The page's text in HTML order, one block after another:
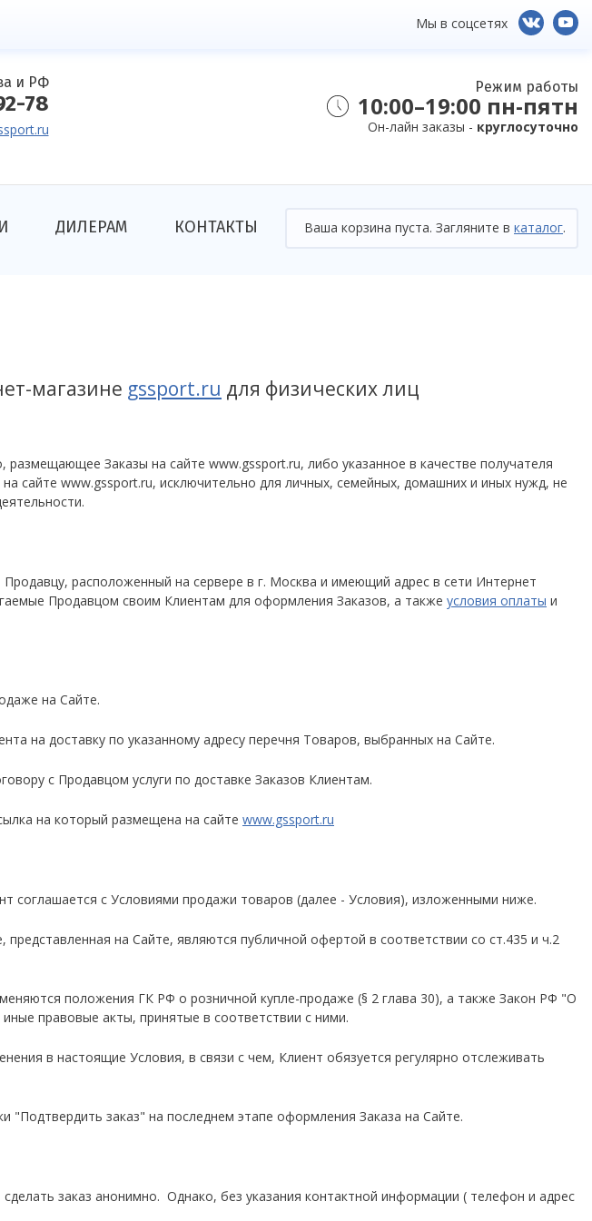
Мы в соцсетях
и РФ
78
Режим работы
10:00–19:00 пн-пятн
Он-лайн заказы - круглосуточно
ДИЛЕРАМ КОНТАКТЫ Ваша корзина пуста. Загляните в каталог.
магазине gssport.ru для физических лиц
Заказы на сайте www.gssport.ru, либо указанное в качестве получателя
сайте www.gssport.ru, исключительно для личных, семейных, домашних и иных нужд, не
расположенный на сервере в г. Москва и имеющий адрес в сети Интернет
Продавцом своим Клиентам для оформления Заказов, а также условия оплаты и
на Сайте.
на доставку по указанному адресу перечня Товаров, выбранных на Сайте.
с Продавцом услуги по доставке Заказов Клиентам.
на который размещена на сайте www.gssport.ru
соглашается с Условиями продажи товаров (далее - Условия), изложенными ниже.
на Сайте, являются публичной офертой в соответствии со ст.435 и ч.2
положения ГК РФ о розничной купле-продаже (§ 2 глава 30), а также Закон РФ "О
правовые акты, принятые в соответствии с ними.
в настоящие Условия, в связи с чем, Клиент обязуется регулярно отслеживать
"Подтвердить заказ" на последнем этапе оформления Заказа на Сайте.
заказ анонимно. Однако, без указания контактной информации ( телефон и адрес